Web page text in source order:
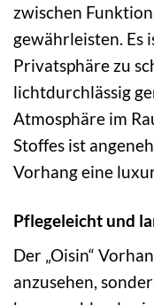
zwischen
gewährleisten. Es
Privatsphäre zu
lichtdurchlässig
Atmosphäre im
Stoffes ist
Vorhang eine
Pflegeleicht und
Der „Oisin“
anzusehen,